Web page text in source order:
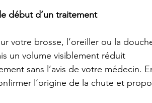
début d’un traitement
votre brosse, l’oreiller ou la
un volume visiblement réduit
sans l’avis de votre médecin.
l’origine de la chute et